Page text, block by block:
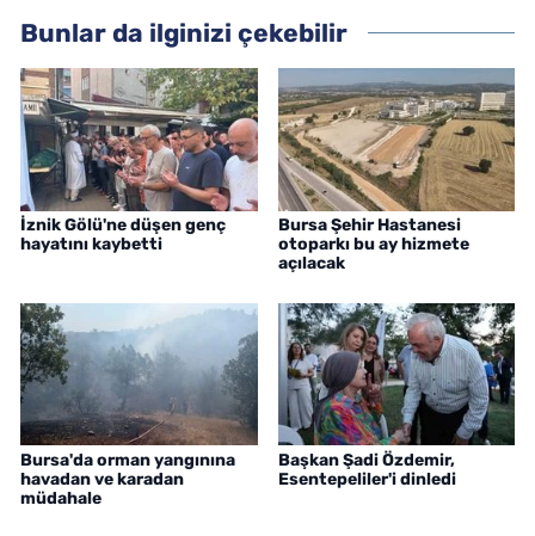
Bunlar da ilginizi çekebilir
İznik Gölü'ne düşen genç
hayatını kaybetti
Bursa Şehir Hastanesi
otoparkı bu ay hizmete
açılacak
Bursa'da orman yangınına
havadan ve karadan
müdahale
Başkan Şadi Özdemir,
Esentepeliler'i dinledi